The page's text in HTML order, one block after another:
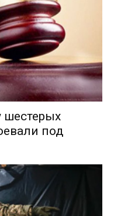
шестерых
под